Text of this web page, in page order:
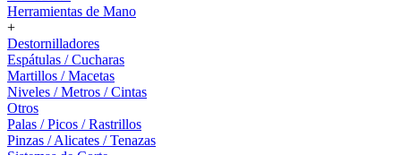
Herramientas de Mano
+
Destornilladores
Espátulas / Cucharas
Martillos / Macetas
Niveles / Metros / Cintas
Otros
Palas / Picos / Rastrillos
Pinzas / Alicates / Tenazas